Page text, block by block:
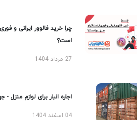
چرا خرید فالوور ایرانی و فوری
است؟
27 مرداد 1404
اجاره انبار برای لوازم منزل -
04 اسفند 1404